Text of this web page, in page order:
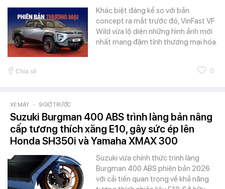
Khác biệt đáng kể so với bản
concept ra mắt trước đó, VinFast VF
Wild vừa lộ diện những hình ảnh mới
nhất mang đậm tính thương mại hóa.
Chia sẻ 0
XE MÁY - 9 GIỜ TRƯỚC
Suzuki Burgman 400 ABS trình làng bản nâng
cấp tương thích xăng E10, gây sức ép lên
Honda SH350i và Yamaha XMAX 300
Suzuki vừa chính thức trình làng
Burgman 400 ABS phiên bản 2026
với cải tiến quan trọng về khả năng